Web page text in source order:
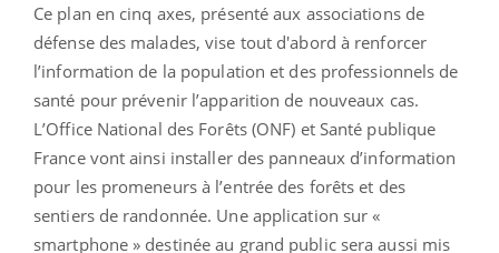
Ce plan en cinq axes, présenté aux associations de
défense des malades, vise tout d'abord à renforcer
l’information de la population et des professionnels de
santé pour prévenir l’apparition de nouveaux cas.
L’Office National des Forêts (ONF) et Santé publique
France vont ainsi installer des panneaux d’information
pour les promeneurs à l’entrée des forêts et des
sentiers de randonnée. Une application sur «
smartphone » destinée au grand public sera aussi mis